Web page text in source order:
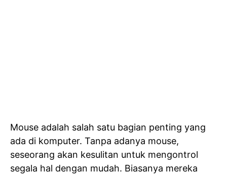
Mouse adalah salah satu bagian penting yang
ada di komputer. Tanpa adanya mouse,
seseorang akan kesulitan untuk mengontrol
segala hal dengan mudah. Biasanya mereka